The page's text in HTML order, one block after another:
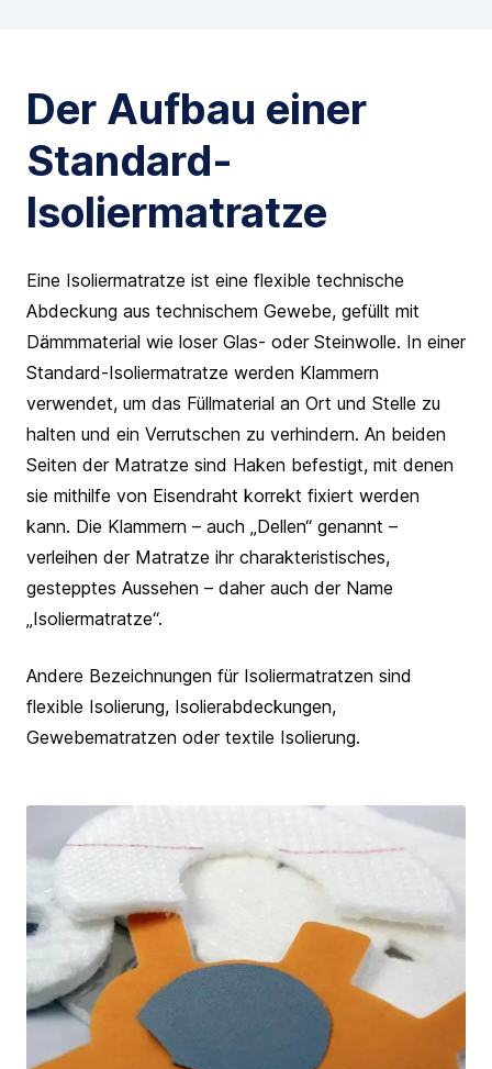
Der Aufbau einer
Standard-
Isoliermatratze
Eine Isoliermatratze ist eine flexible technische
Abdeckung aus technischem Gewebe, gefüllt mit
Dämmmaterial wie loser Glas- oder Steinwolle. In einer
Standard-Isoliermatratze werden Klammern
verwendet, um das Füllmaterial an Ort und Stelle zu
halten und ein Verrutschen zu verhindern. An beiden
Seiten der Matratze sind Haken befestigt, mit denen
sie mithilfe von Eisendraht korrekt fixiert werden
kann. Die Klammern – auch „Dellen“ genannt –
verleihen der Matratze ihr charakteristisches,
gestepptes Aussehen – daher auch der Name
„Isoliermatratze“.
Andere Bezeichnungen für Isoliermatratzen sind
flexible Isolierung, Isolierabdeckungen,
Gewebematratzen oder textile Isolierung.